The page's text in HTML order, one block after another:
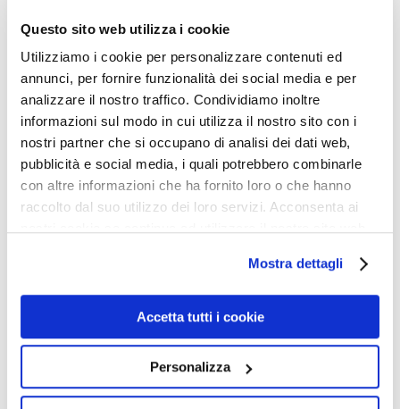
Questo sito web utilizza i cookie
Utilizziamo i cookie per personalizzare contenuti ed
annunci, per fornire funzionalità dei social media e per
analizzare il nostro traffico. Condividiamo inoltre
informazioni sul modo in cui utilizza il nostro sito con i
nostri partner che si occupano di analisi dei dati web,
pubblicità e social media, i quali potrebbero combinarle
con altre informazioni che ha fornito loro o che hanno
raccolto dal suo utilizzo dei loro servizi. Acconsenta ai
Mostra dettagli
Accetta tutti i cookie
Personalizza
MATRIGNA NATURA
Il piagnisteo ambientalista politicamente corretto cerca
di persuaderci che “madre Natura” è fragile, che siamo
troppi, che ne siamo gli ingrati e scriteriati padroni, che
la stiamo distruggendo, e via piagnucolando e
accusando, sempre col dito puntato. La realtà è ben
diversa. La natura potrebbe spazzarci via come un
nonnulla, e di certo prima o poi lo farà, se prima non ci
massacreremo fra noi da soli. Gli ambientalisti la
panda minacciato di estinzione, dimenticando che la
natura spietata ha distrutto milioni di specie. La natura
inquina (basti pensare alle gigantesche emissioni di gas
velenosi dai vulcani), la natura è pericolosa, la natura